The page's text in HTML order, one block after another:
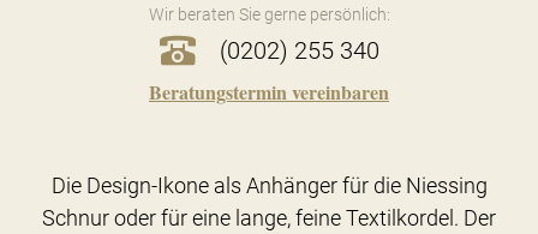
Wir beraten Sie gerne persönlich:
(0202) 255 340
Beratungstermin vereinbaren
Die Design-Ikone als Anhänger für die Niessing
Schnur oder für eine lange, feine Textilkordel. Der